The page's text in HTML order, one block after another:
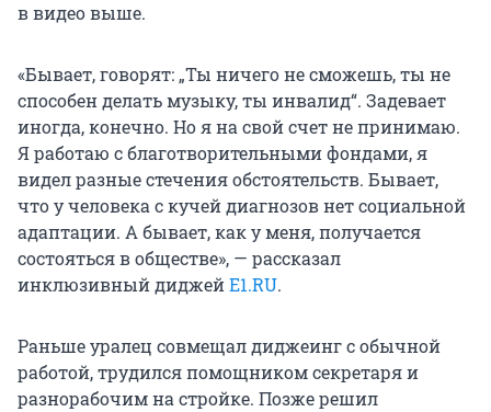
в видео выше.
«Бывает, говорят: „Ты ничего не сможешь, ты не
способен делать музыку, ты инвалид“. Задевает
иногда, конечно. Но я на свой счет не принимаю.
Я работаю с благотворительными фондами, я
видел разные стечения обстоятельств. Бывает,
что у человека с кучей диагнозов нет социальной
адаптации. А бывает, как у меня, получается
состояться в обществе», — рассказал
инклюзивный диджейE1.RU.
Раньше уралец совмещал диджеинг с обычной
работой, трудился помощником секретаря и
разнорабочим на стройке. Позже решил